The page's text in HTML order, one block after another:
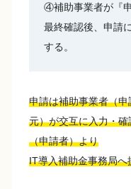
④補助事業者が『
最終確認後、申請
する。
申請は補助事業者（
元）が交互に入力・
（申請者）より
IT導入補助金事務局へ